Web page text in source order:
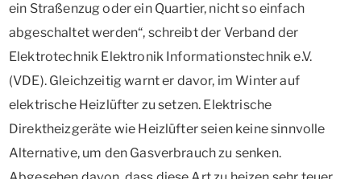
ein Straßenzug oder ein Quartier, nicht so einfach
abgeschaltet werden“, schreibt der Verband der
Elektrotechnik Elektronik Informationstechnik e.V.
(VDE). Gleichzeitig warnt er davor, im Winter auf
elektrische Heizlüfter zu setzen. Elektrische
Direktheizgeräte wie Heizlüfter seien keine sinnvolle
Alternative, um den Gasverbrauch zu senken.